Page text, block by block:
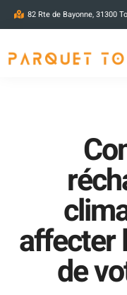
82 Rte de Bayonne, 31300
affecter
de